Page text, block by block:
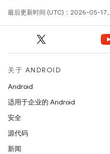
最后更新时间 (UTC)：2026-05-17。
关于 ANDROID
Android
适用于企业的 Android
安全
源代码
新闻